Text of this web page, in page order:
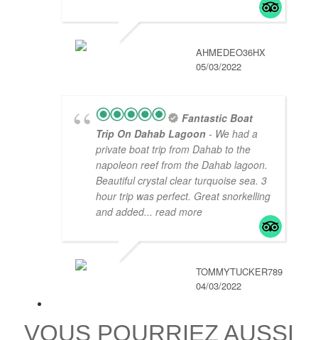
AHMEDEO36HX
05/03/2022
Fantastic Boat
Trip On Dahab Lagoon - We had a
private boat trip from Dahab to the
napoleon reef from the Dahab lagoon.
Beautiful crystal clear turquoise sea. 3
hour trip was perfect. Great snorkelling
and added... read more
TOMMYTUCKER789
04/03/2022
VOUS POURRIEZ AUSSI